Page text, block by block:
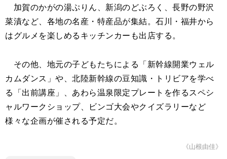
加賀のかがの湯ぷりん、新潟のどぶろく、長野の野沢
菜漬など、各地の名産・特産品が集結。石川・福井から
はグルメを楽しめるキッチンカーも出店する。
その他、地元の子どもたちによる「新幹線開業ウェル
カムダンス」や、北陸新幹線の豆知識・トリビアを学べ
る「出前講座」、あわら温泉限定プレートを作るスペシ
ャルワークショップ、ビンゴ大会やクイズラリーなど
様々な企画が催される予定だ。
《山根由佳》